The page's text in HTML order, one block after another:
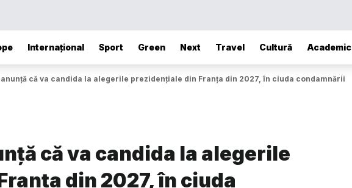
Internațional Sport Green Next Travel Cultură Academic
anunță că va candida la alegerile prezidențiale din Franța din 2027, în ciuda condamnării
că va candida la alegerile
din 2027, în ciuda